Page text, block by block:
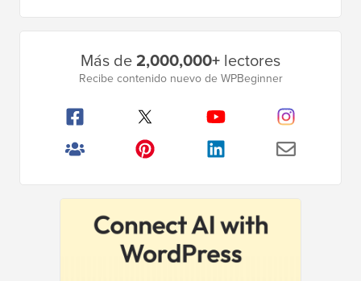
Más de2,000,000+ lectores
Recibe contenido nuevo de WPBeginner